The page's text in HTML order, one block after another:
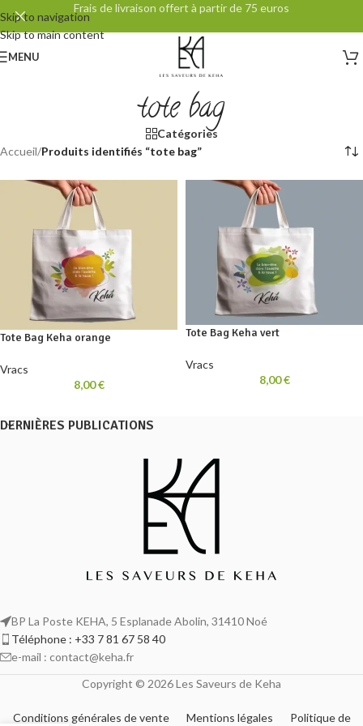
Skip to navigation
Skip to main content
Frais de livraison offert à partir de 75 euros
MENU
tote bag
Catégories
Accueil/Produits identifiés “tote bag”
Tote Bag Keha orange
Vracs
8,00€
Tote Bag Keha vert
Vracs
8,00€
DERNIÈRES PUBLICATIONS
BP La Poste KEHA, 5 Esplanade Abolin, 31410 Noé
Téléphone : +33 7 81 67 58 40
e-mail : contact@keha.fr
Copyright © 2026 Les Saveurs de Keha
Conditions générales de vente Mentions légales Politique de